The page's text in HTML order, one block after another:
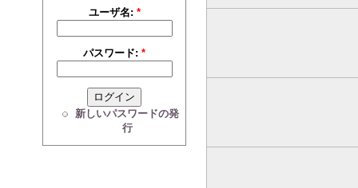
ユーザ名: *
パスワード:*
新しいパスワードの発
行